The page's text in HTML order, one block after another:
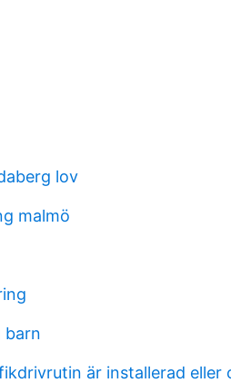
lov
malmö
barn
är installerad eller